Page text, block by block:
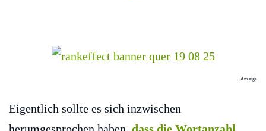
Anzeige
Eigentlich sollte es sich inzwischen